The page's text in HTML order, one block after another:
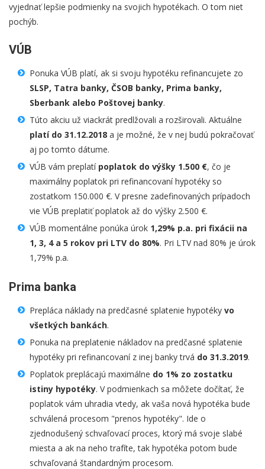
vyjednať lepšie podmienky na svojich hypotékach. O tom niet
pochýb.
VÚB
Ponuka VÚB platí, ak si svoju hypotéku refinancujete zo
SLSP, Tatra banky, ČSOB banky, Prima banky,
Sberbank alebo Poštovej banky.
Túto akciu už viackrát predlžovali a rozširovali. Aktuálne
platí do 31.12.2018 a je možné, že v nej budú pokračovať
aj po tomto dátume.
VÚB vám preplatí poplatok do výšky 1.500 €, čo je
maximálny poplatok pri refinancovaní hypotéky so
zostatkom 150.000 €. V presne zadefinovaných prípadoch
vie VÚB preplatiť poplatok až do výšky 2.500 €.
VÚB momentálne ponúka úrok 1,29% p.a. pri fixácii na
1, 3, 4 a 5 rokov pri LTV do 80%. Pri LTV nad 80% je úrok
1,79% p.a.
Prima banka
Prepláca náklady na predčasné splatenie hypotéky vo
všetkých bankách.
Ponuka na preplatenie nákladov na predčasné splatenie
hypotéky pri refinancovaní z inej banky trvá do 31.3.2019.
Poplatok preplácajú maximálne do 1% zo zostatku
istiny hypotéky. V podmienkach sa môžete dočítať, že
poplatok vám uhradia vtedy, ak vaša nová hypotéka bude
schválená procesom "prenos hypotéky". Ide o
zjednodušený schvaľovací proces, ktorý má svoje slabé
miesta a ak na neho trafíte, tak hypotéka potom bude
schvaľovaná štandardným procesom.